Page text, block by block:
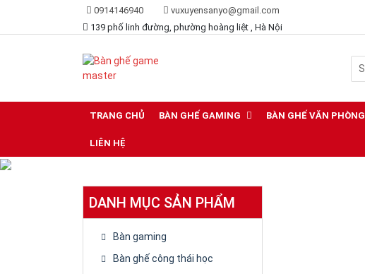
0914146940
vuxuyensanyo@gmail.com
139 phố linh đường, phường hoàng liệt , Hà Nội
Bàn ghế game master
TRANG CHỦ BÀN GHẾ GAMING BÀN GHẾ VĂN PHÒNG
LIÊN HỆ
DANH MỤC SẢN PHẨM
Bàn gaming
Bàn ghế công thái học